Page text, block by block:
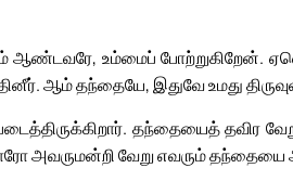
உம்மைப் போற்றுகிறேன்.
ஆம் தந்தையே, இதுவே உமது
தந்தையைத் தவிர
அவருமன்றி வேறு எவரும் தந்தையை